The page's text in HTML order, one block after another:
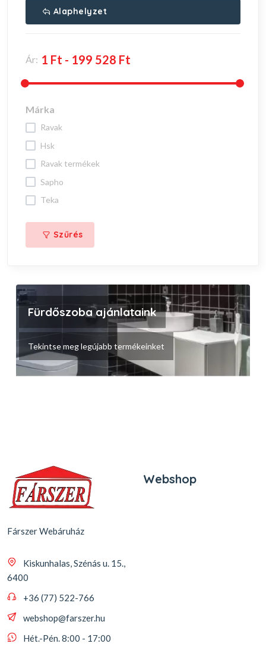
Alaphelyzet
Ár:
Márka
ravak
hsk
ravak termékek
sapho
teka
Szűrés
Fürdőszoba ajánlataink
Tekintse meg legújabb termékeinket
Fárszer Webáruház
Kiskunhalas, Szénás u. 15.,
6400
+36 (77) 522-766
webshop@farszer.hu
Hét.-Pén. 8:00 - 17:00
Webshop